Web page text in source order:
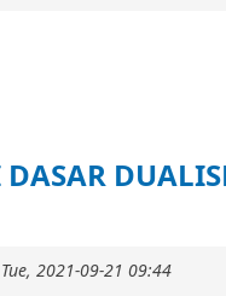
Tue, 2021-09-21 09:44